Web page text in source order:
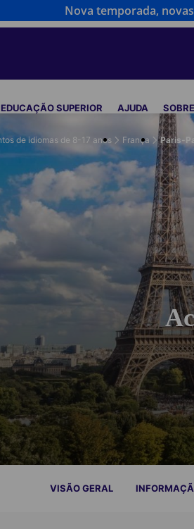
EDUCAÇÃO SUPERIOR AJUDA
Nova temporada,
de idiomas de 8-17 anos França Paris-
VISÃO GERAL